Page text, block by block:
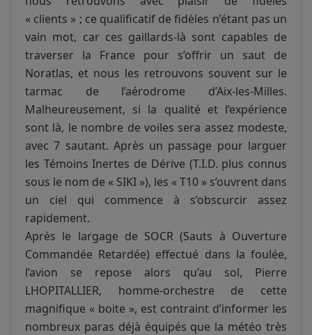
« clients » ; ce qualificatif de fidèles n’étant pas un
vain mot, car ces gaillards-là sont capables de
traverser la France pour s’offrir un saut de
Noratlas, et nous les retrouvons souvent sur le
tarmac de l’aérodrome d’Aix-les-Milles.
Malheureusement, si la qualité et l’expérience
sont là, le nombre de voiles sera assez modeste,
avec 7 sautant. Après un passage pour larguer
les Témoins Inertes de Dérive (T.I.D. plus connus
sous le nom de « SIKI »), les « T10 » s’ouvrent dans
un ciel qui commence à s’obscurcir assez
rapidement.
Après le largage de SOCR (Sauts à Ouverture
Commandée Retardée) effectué dans la foulée,
l’avion se repose alors qu’au sol, Pierre
LHOPITALLIER, homme-orchestre de cette
magnifique « boite », est contraint d’informer les
nombreux paras déjà équipés que la météo très